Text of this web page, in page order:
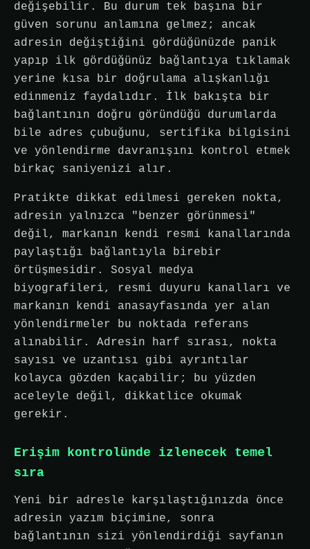
değişebilir. Bu durum tek başına bir
güven sorunu anlamına gelmez; ancak
adresin değiştiğini gördüğünüzde panik
yapıp ilk gördüğünüz bağlantıya tıklamak
yerine kısa bir doğrulama alışkanlığı
edinmeniz faydalıdır. İlk bakışta bir
bağlantının doğru göründüğü durumlarda
bile adres çubuğunu, sertifika bilgisini
ve yönlendirme davranışını kontrol etmek
birkaç saniyenizi alır.
Pratikte dikkat edilmesi gereken nokta,
adresin yalnızca "benzer görünmesi"
değil, markanın kendi resmi kanallarında
paylaştığı bağlantıyla birebir
örtüşmesidir. Sosyal medya
biyografileri, resmi duyuru kanalları ve
markanın kendi anasayfasında yer alan
yönlendirmeler bu noktada referans
alınabilir. Adresin harf sırası, nokta
sayısı ve uzantısı gibi ayrıntılar
kolayca gözden kaçabilir; bu yüzden
aceleyle değil, dikkatlice okumak
gerekir.
Erişim kontrolünde izlenecek temel
sıra
Yeni bir adresle karşılaştığınızda önce
adresin yazım biçimine, sonra
bağlantının sizi yönlendirdiği sayfanın